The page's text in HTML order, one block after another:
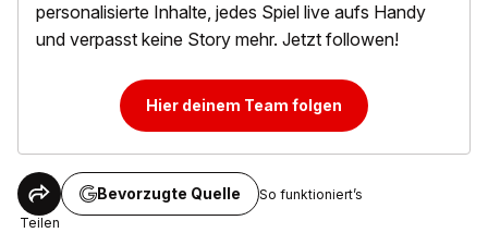
personalisierte Inhalte, jedes Spiel live aufs Handy
und verpasst keine Story mehr. Jetzt followen!
Hier deinem Team folgen
Teilen
Bevorzugte Quelle So funktioniert’s